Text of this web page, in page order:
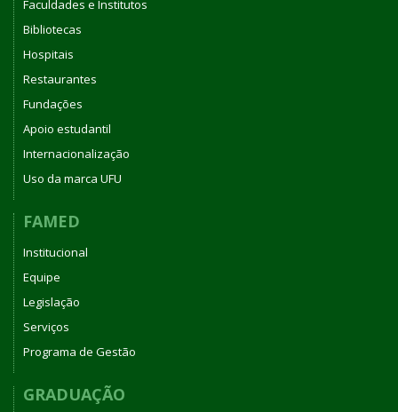
Faculdades e Institutos
Bibliotecas
Hospitais
Restaurantes
Fundações
Apoio estudantil
Internacionalização
Uso da marca UFU
FAMED
Institucional
Equipe
Legislação
Serviços
Programa de Gestão
GRADUAÇÃO